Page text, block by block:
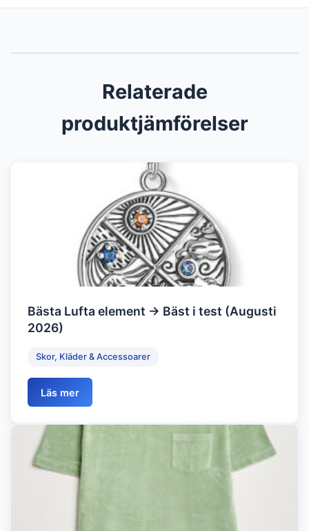
Relaterade
produktjämförelser
Bästa Lufta element → Bäst i test (Augusti
2026)
Skor, Kläder & Accessoarer
Läs mer